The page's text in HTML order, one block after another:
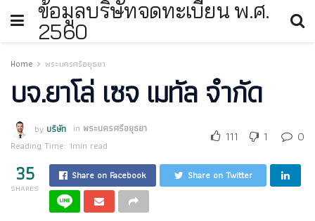
ข้อมูลบริษัทจดทะเบียน พ.ศ.
2560
Home พระนครศรีอยุธยา
บจ.ยาโล่ เซจ เมทัล จำกัด
by บริษัท in พระนครศรีอยุธยา
Reading Time: 1min read
111 1 0
35
SHARES
Share on Facebook Share on Twitter